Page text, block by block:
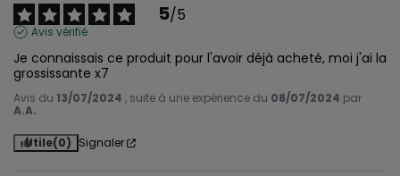
5/5
Avis vérifié
Je connaissais ce produit pour l'avoir déjà acheté, moi j'ai la
grossissante x7
Avis du 13/07/2024 , suite à une expérience du 08/07/2024 par
A.A.
Utile(0) Signaler